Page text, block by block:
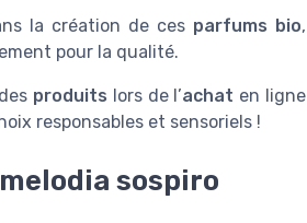
la création de ces parfums bio,
pour la qualité.
produits lors de l’achat en ligne
responsables et sensoriels !
sospiro